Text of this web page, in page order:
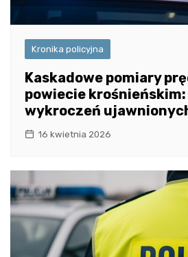
Kronika policyjna
Kaskadowe pomiary
powiecie
wykroczeń
16 kwietnia 2026